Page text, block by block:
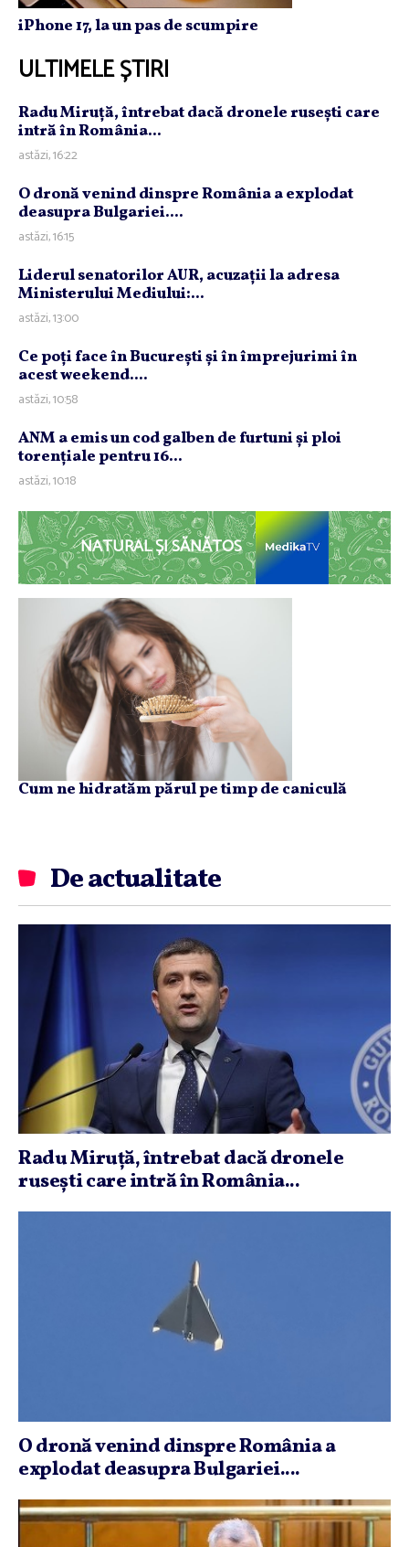
iPhone 17, la un pas de scumpire
ULTIMELE ȘTIRI
Radu Miruţă, întrebat dacă dronele ruseşti care
intră în România...
astăzi, 16:22
O dronă venind dinspre România a explodat
deasupra Bulgariei....
astăzi, 16:15
Liderul senatorilor AUR, acuzaţii la adresa
Ministerului Mediului:...
astăzi, 13:00
Ce poţi face în Bucureşti şi în împrejurimi în
acest weekend....
astăzi, 10:58
ANM a emis un cod galben de furtuni şi ploi
torenţiale pentru 16...
astăzi, 10:18
NATURAL ȘI SĂNĂTOS
Cum ne hidratăm părul pe timp de caniculă
De actualitate
Radu Miruţă, întrebat dacă dronele
ruseşti care intră în România...
O dronă venind dinspre România a
explodat deasupra Bulgariei....